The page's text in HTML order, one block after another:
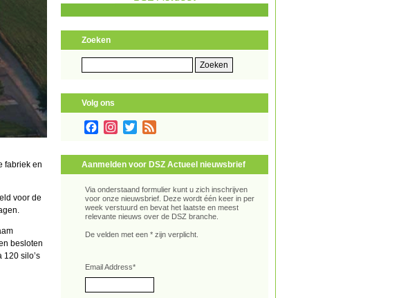
fabriek en
voor de
besloten
120 silo’s
Zoeken
naar:
Volg ons
FacebookInstagram
Twitter
Aanmelden voor DSZ Actueel nieuwsbrief
Via onderstaand formulier kunt u zich inschrijven
voor onze nieuwsbrief. Deze wordt één keer in per
week verstuurd en bevat het laatste en meest
relevante nieuws over de DSZ branche.
De velden met een * zijn verplicht.
Email Address*